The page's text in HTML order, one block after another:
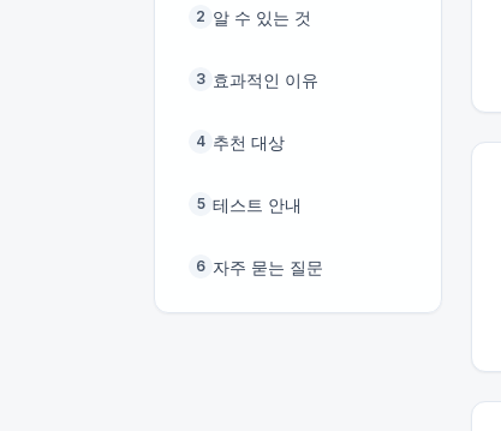
2 알 수 있는 것
3 효과적인 이유
4 추천 대상
5 테스트 안내
6 자주 묻는 질문